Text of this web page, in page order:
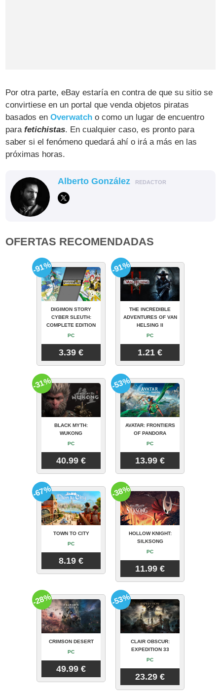
Por otra parte, eBay estaría en contra de que su sitio se
convirtiese en un portal que venda objetos piratas
basados enOverwatch o como un lugar de encuentro
para fetichistas. En cualquier caso, es pronto para
saber si el fenómeno quedará ahí o irá a más en las
próximas horas.
Alberto González REDACTOR
OFERTAS RECOMENDADAS
DIGIMON STORY
CYBER SLEUTH:
COMPLETE EDITION
PC
3.39 €
-91%
THE INCREDIBLE
ADVENTURES OF VAN
HELSING II
PC
1.21 €
-91%
BLACK MYTH:
WUKONG
PC
40.99 €
-31%
AVATAR: FRONTIERS
OF PANDORA
PC
13.99 €
-53%
TOWN TO CITY
PC
8.19 €
-67%
HOLLOW KNIGHT:
SILKSONG
PC
11.99 €
-38%
CRIMSON DESERT
PC
49.99 €
-28%
CLAIR OBSCUR:
EXPEDITION 33
PC
23.29 €
-53%